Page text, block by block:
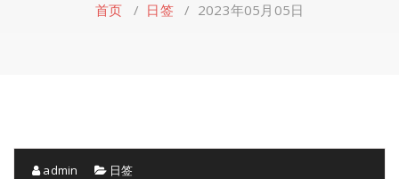
首页 / 日签/ 2023年05月05日
admin 日签